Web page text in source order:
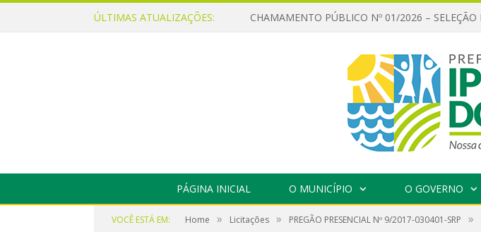
ÚLTIMAS ATUALIZAÇÕES:
PÁGINA INICIAL O MUNICÍPIO O GOVERNO
VOCÊ ESTÁ EM: Home » Licitações » PREGÃO PRESENCIAL Nº 9/2017-030401-SRP »